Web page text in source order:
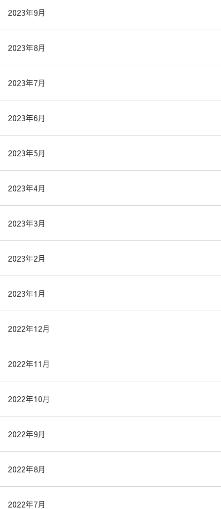
2023年9月
2023年8月
2023年7月
2023年6月
2023年5月
2023年4月
2023年3月
2023年2月
2023年1月
2022年12月
2022年11月
2022年10月
2022年9月
2022年8月
2022年7月